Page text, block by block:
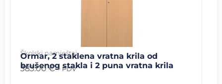
Školski namještaj
Ormar, 2 staklena vratna krila od
brušenog stakla i 2 puna vratna krila
383.00€ + PDV